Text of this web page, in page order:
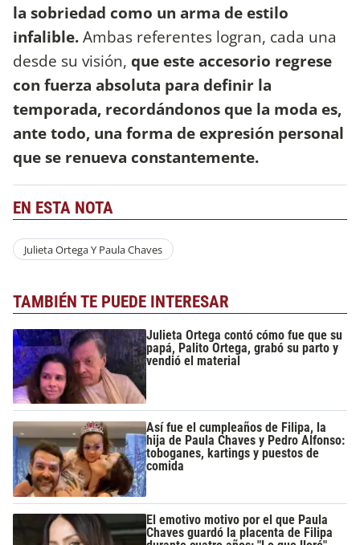
la sobriedad como un arma de estilo
infalible.Ambas referentes logran, cada una
desde su visión, que este accesorio regrese
con fuerza absoluta para definir la
temporada, recordándonos que la moda es,
ante todo, una forma de expresión personal
que se renueva constantemente.
EN ESTA NOTA
Julieta Ortega Y Paula Chaves
TAMBIÉN TE PUEDE INTERESAR
Julieta Ortega contó cómo fue que su
papá, Palito Ortega, grabó su parto y
vendió el material
Así fue el cumpleaños de Filipa, la
hija de Paula Chaves y Pedro Alfonso:
toboganes, kartings y puestos de
comida
El emotivo motivo por el que Paula
Chaves guardó la placenta de Filipa